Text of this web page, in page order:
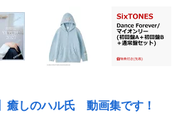
癒しのハル氏 動画集です！